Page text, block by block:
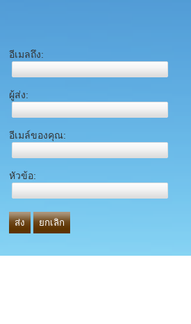
อีเมลถึง:
ผู้ส่ง:
อีเมล์ของคุณ:
หัวข้อ:
ส่ง ยกเลิก